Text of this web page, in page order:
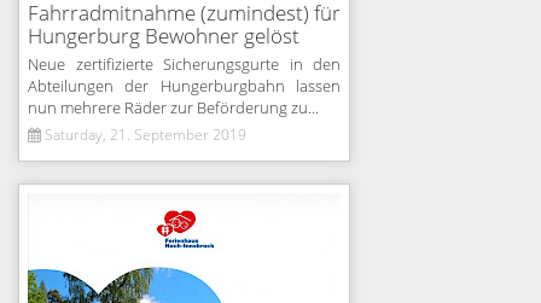
Fahrradmitnahme (zumindest) für
Hungerburg Bewohner gelöst
Neue zertifizierte Sicherungsgurte in den
Abteilungen der Hungerburgbahn lassen
nun mehrere Räder zur Beförderung zu...
Saturday, 21. September 2019